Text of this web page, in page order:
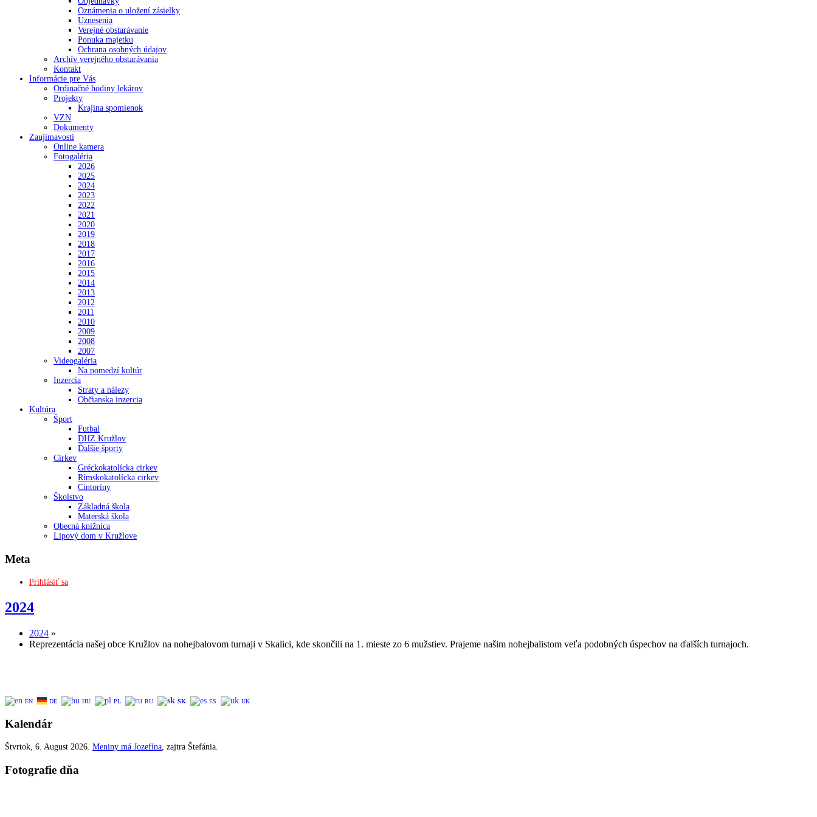
Oznámenia o uložení zásielky
Uznesenia
Verejné obstarávanie
Ponuka majetku
Ochrana osobných údajov
Archív verejného obstarávania
Kontakt
Informácie pre Vás
Ordinačné hodiny lekárov
Projekty
Krajina spomienok
VZN
Dokumenty
Zaujímavosti
Online kamera
Fotogaléria
2026
2025
2024
2023
2022
2021
2020
2019
2018
2017
2016
2015
2014
2013
2012
2011
2010
2009
2008
2007
Videogaléria
Na pomedzí kultúr
Inzercia
Straty a nálezy
Občianska inzercia
Kultúra
Šport
Futbal
DHZ Kružlov
Ďalšie športy
Cirkev
Gréckokatolícka cirkev
Rímskokatolícka cirkev
Cintoríny
Školstvo
Základná škola
Materská škola
Obecná knižnica
Lipový dom v Kružlove
Meta
Prihlásiť sa
2024
2024 »
Reprezentácia našej obce Kružlov na nohejbalovom turnaji v Skalici, kde skončili na 1. mieste zo 6 mužstiev. Prajeme našim nohejbalistom veľa podobných úspechov na ďalších turnajoch.
EN DE HU PL RU SK ES UK
Kalendár
Štvrtok , 6. August 2026. Meniny má Jozefína , zajtra Štefánia
Fotografie dňa